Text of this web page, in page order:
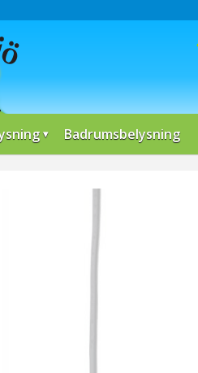
Badrumsbelysning